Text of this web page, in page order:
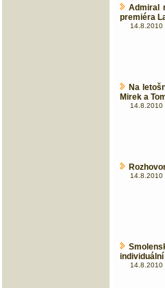
Admiral
premiéra
14.8.2010
Na
Mirek a
14.8.2010
14.8.2010
14.8.2010